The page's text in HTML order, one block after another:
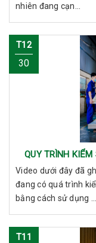
nhiên đang cạn...
T12
30
QUY TRÌNH
Video dưới đây đã
đang có quá trình
bằng cách sử dụng ...
T11